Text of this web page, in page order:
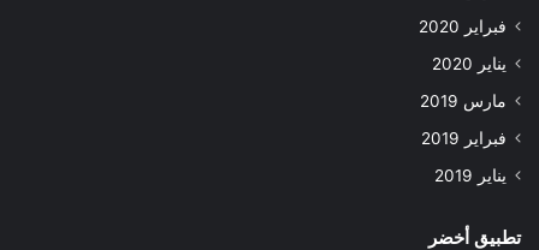
فبراير 2020
يناير 2020
مارس 2019
فبراير 2019
يناير 2019
تطبيق أخضر